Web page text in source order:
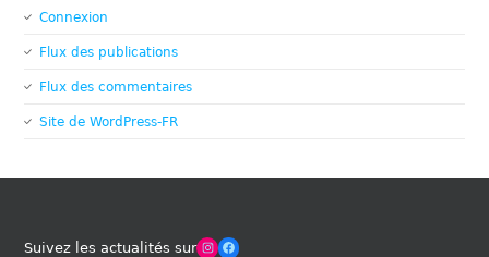
Connexion
Flux des publications
Flux des commentaires
Site de WordPress-FR
Suivez les actualités surWinches Club OfficielFacebook